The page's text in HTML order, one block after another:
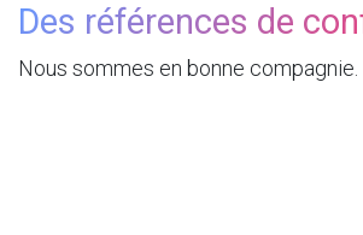
Des références de
Nous sommes en bonne compagnie.